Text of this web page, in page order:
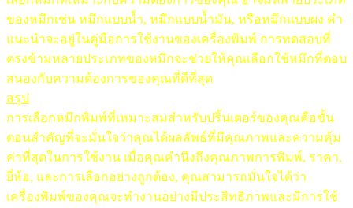
ของหมึกเช่น หมึกแบบน้ำ, หมึกแบบน้ำมัน, หรือหมึกแบบผง คำ
แนะนำจะอยู่ในคู่มือการใช้งานของเครื่องพิมพ์ การทดสอบที่
ตรงข้ามหลายประเภทของหมึกจะช่วยให้คุณเลือกใช้หมึกที่ตอบ
สนองกับความต้องการของคุณที่ดีที่สุด
สรุป
การเลือกหมึกพิมพ์ที่เหมาะสมสำหรับปริ้นเตอร์ของคุณคือขั้น
ตอนสำคัญที่จะมั่นใจว่าคุณได้ผลลัพธ์ที่มีคุณภาพและความคุ้ม
ค่าที่สุดในการใช้งาน เมื่อคุณคำนึงถึงคุณภาพการพิมพ์, ราคา,
ยี่ห้อ, และการเลือกอย่างถูกต้อง, คุณสามารถมั่นใจได้ว่า
เครื่องพิมพ์ของคุณจะทำงานอย่างมีประสิทธิภาพและมีการใช้